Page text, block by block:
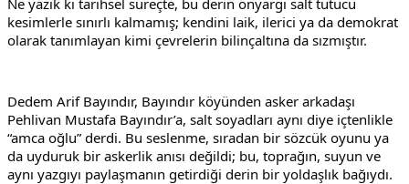
kesimlerle sınırlı kalmamış; kendini laik, ilerici ya da demokrat
olarak tanımlayan kimi çevrelerin bilinçaltına da sızmıştır.
Dedem Arif Bayındır, Bayındır köyünden asker arkadaşı
Pehlivan Mustafa Bayındır’a, salt soyadları aynı diye içtenlikle
“amca oğlu” derdi. Bu seslenme, sıradan bir sözcük oyunu ya
da uyduruk bir askerlik anısı değildi; bu, toprağın, suyun ve
aynı yazgıyı paylaşmanın getirdiği derin bir yoldaşlık bağıydı.